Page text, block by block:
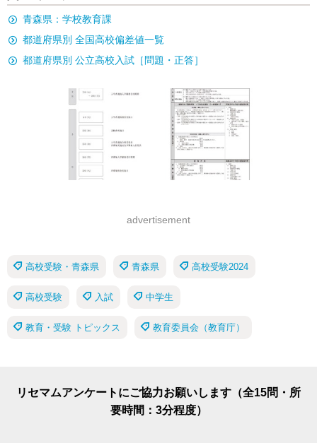
青森県：学校教育課
都道府県別 全国高校偏差値一覧
都道府県別 公立高校入試［問題・正答］
advertisement
高校受験・青森県 青森県 高校受験2024
高校受験 入試 中学生
教育・受験 トピックス 教育委員会（教育庁）
リセマムアンケートにご協力お願いします（全15問・所
要時間：3分程度）